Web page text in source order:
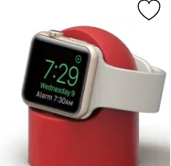
tech-Protect 1.2m USB-C